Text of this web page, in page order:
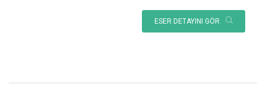
ESER DETAYINI GÖR